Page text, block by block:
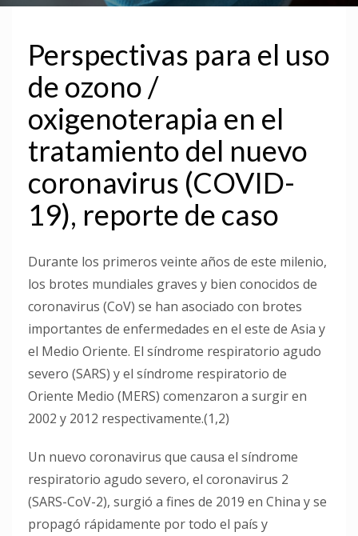
Perspectivas para el uso
de ozono /
oxigenoterapia en el
tratamiento del nuevo
coronavirus (COVID-
19), reporte de caso
Durante los primeros veinte años de este milenio,
los brotes mundiales graves y bien conocidos de
coronavirus (CoV) se han asociado con brotes
importantes de enfermedades en el este de Asia y
el Medio Oriente. El síndrome respiratorio agudo
severo (SARS) y el síndrome respiratorio de
Oriente Medio (MERS) comenzaron a surgir en
2002 y 2012 respectivamente.(1,2)
Un nuevo coronavirus que causa el síndrome
respiratorio agudo severo, el coronavirus 2
(SARS-CoV-2), surgió a fines de 2019 en China y se
propagó rápidamente por todo el país y